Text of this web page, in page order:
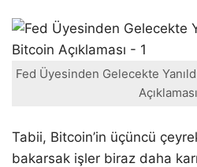
Fed Üyesinden Gelecekte
Tabii, Bitcoin’in üçüncü
bakarsak işler biraz daha